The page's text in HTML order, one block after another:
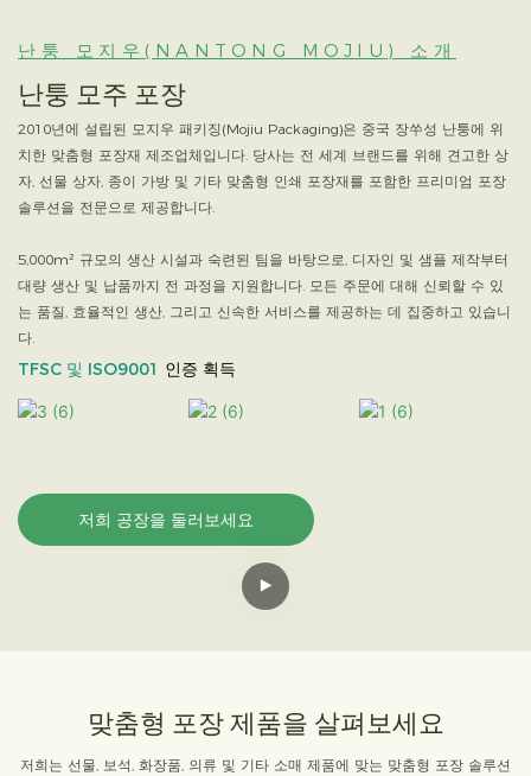
난퉁 모지우(NANTONG MOJIU) 소개
난퉁 모주 포장
2010년에 설립된 모지우 패키징(Mojiu Packaging)은 중국 장쑤성 난퉁에 위
치한 맞춤형 포장재 제조업체입니다. 당사는 전 세계 브랜드를 위해 견고한 상
자, 선물 상자, 종이 가방 및 기타 맞춤형 인쇄 포장재를 포함한 프리미엄 포장
솔루션을 전문으로 제공합니다.
5,000m² 규모의 생산 시설과 숙련된 팀을 바탕으로, 디자인 및 샘플 제작부터
대량 생산 및 납품까지 전 과정을 지원합니다. 모든 주문에 대해 신뢰할 수 있
는 품질, 효율적인 생산, 그리고 신속한 서비스를 제공하는 데 집중하고 있습니
다.
TFSC 및 ISO9001 인증 획득
저희 공장을 둘러보세요
맞춤형 포장 제품을 살펴보세요
저희는 선물, 보석, 화장품, 의류 및 기타 소매 제품에 맞는 맞춤형 포장 솔루션